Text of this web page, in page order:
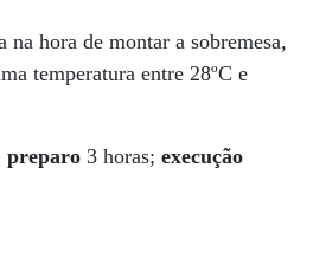
na hora de montar a sobremesa,
temperatura entre 28ºC e
preparo 3 horas; execução